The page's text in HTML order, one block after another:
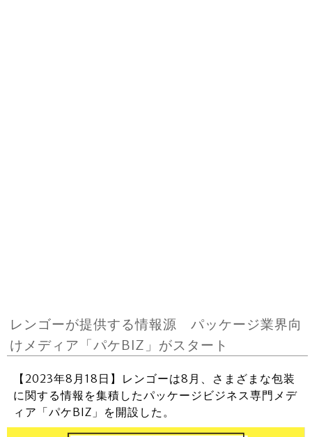
レンゴーが提供する情報源 パッケージ業界向
けメディア「パケBIZ」がスタート
【2023年8月18日】レンゴーは8月、さまざまな包装
に関する情報を集積したパッケージビジネス専門メデ
ィア「パケBIZ」を開設した。